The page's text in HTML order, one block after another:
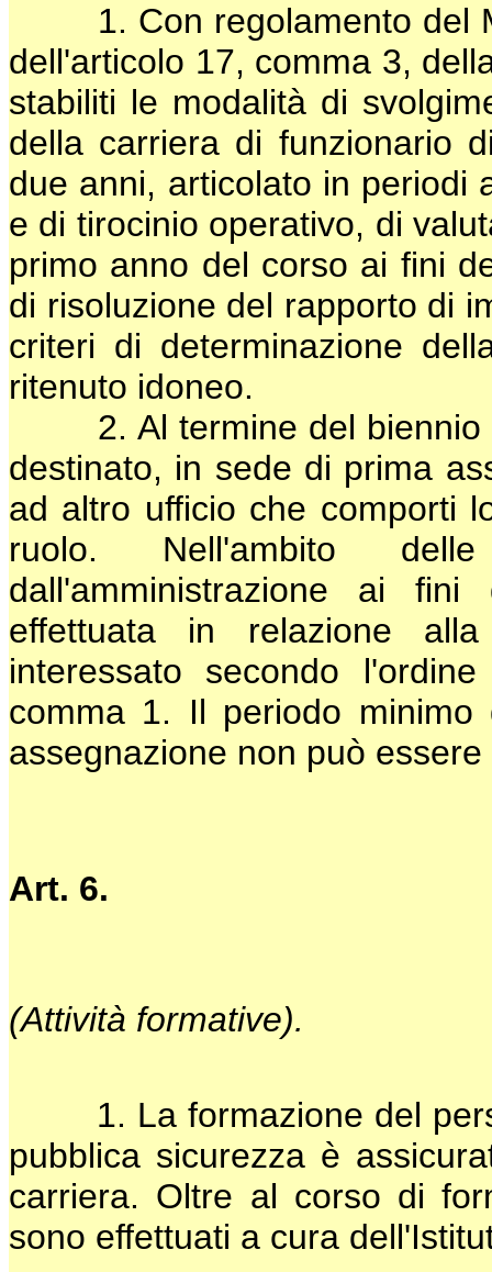
1. Con regolamento del
dell'articolo 17, comma 3,
stabiliti le modalità di
della carriera di funzionario
due anni, articolato in periodi
e di tirocinio operativo, di
primo anno del corso ai fini
di risoluzione del rapporto di
criteri di determinazione
ritenuto idoneo.
2. Al termine del biennio
destinato, in sede di prima
ad altro ufficio che comporti
ruolo. Nell'ambito
dall'amministrazione ai
effettuata in relazione
interessato secondo
comma 1. Il periodo
assegnazione non può
Art. 6.
(Attività formative).
1. La formazione del
pubblica sicurezza è
carriera. Oltre al corso di
sono effettuati a cura